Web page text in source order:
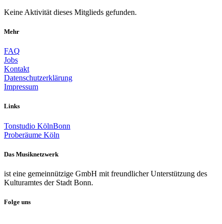
Keine Aktivität dieses Mitglieds gefunden.
Mehr
FAQ
Jobs
Kontakt
Datenschutzerklärung
Impressum
Links
Tonstudio KölnBonn
Proberäume Köln
Das Musiknetzwerk
ist eine gemeinnützige GmbH mit freundlicher Unterstützung des
Kulturamtes der Stadt Bonn.
Folge uns